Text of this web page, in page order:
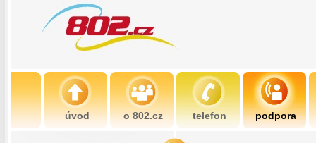
úvod o 802.cz telefon podpora